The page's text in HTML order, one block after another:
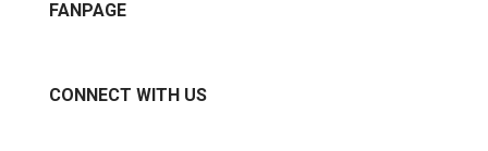
FANPAGE
CONNECT WITH US